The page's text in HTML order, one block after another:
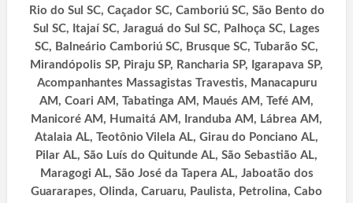
Rio do Sul SC, Caçador SC, Camboriú SC, São Bento do
Sul SC, Itajaí SC, Jaraguá do Sul SC, Palhoça SC, Lages
SC, Balneário Camboriú SC, Brusque SC, Tubarão SC,
Mirandópolis SP, Piraju SP, Rancharia SP, Igarapava SP,
Acompanhantes Massagistas Travestis, Manacapuru
AM, Coari AM, Tabatinga AM, Maués AM, Tefé AM,
Manicoré AM, Humaitá AM, Iranduba AM, Lábrea AM,
Atalaia AL, Teotônio Vilela AL, Girau do Ponciano AL,
Pilar AL, São Luís do Quitunde AL, São Sebastião AL,
Maragogi AL, São José da Tapera AL, Jaboatão dos
Guararapes, Olinda, Caruaru, Paulista, Petrolina, Cabo